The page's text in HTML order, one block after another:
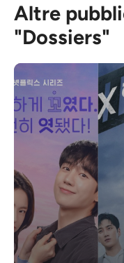
Altre
"Dossiers"